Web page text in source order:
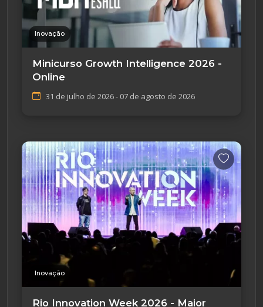
Inovação
Minicurso Growth Intelligence 2026 -
Online
31 de julho de 2026 - 07 de agosto de 2026
Inovação
Rio Innovation Week 2026 - Maior